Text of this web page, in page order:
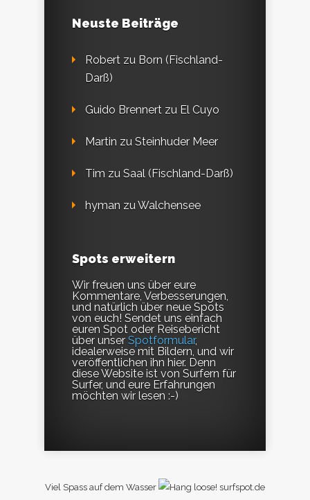
Neuste Beiträge
Robert zu Born (Fischland-
Darß)
Guido Brennert zu El Cuyo
Martin zu Steinhuder Meer
Tim zu Saal (Fischland-Darß)
hyman zuWalchensee
Spots erweitern
Wir freuen uns über eure
Kommentare, Verbesserungen,
und natürlich über neue Spots
von euch! Sendet uns einfach
euren Spot oder Reisebericht
über unser Spotformular,
idealerweise mit Bildern, und wir
veröffentlichen ihn hier. Denn
diese Website ist von Surfern für
Surfer, und eure Erfahrungen
möchten wir lesen :-)
Viel Spass auf dem Wasser surfspot.de